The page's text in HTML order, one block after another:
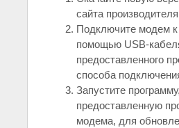
сайта
Подключите модем
помощью USB-
предоставленного
способа
Запустите программу,
предоставленную
модема, для